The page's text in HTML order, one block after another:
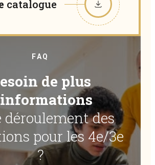
catalogue
FAQ
de plus
déroulement des
pour les 4e/3e
?